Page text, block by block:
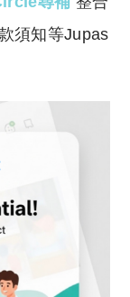
須知等Jupas